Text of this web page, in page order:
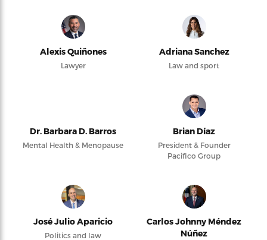
Alexis Quiñones
Lawyer
Adriana Sanchez
Law and sport
Dr. Barbara D. Barros
Mental Health & Menopause
Brian Díaz
President & Founder
Pacifico Group
José Julio Aparicio
Politics and law
Carlos Johnny Méndez
Núñez